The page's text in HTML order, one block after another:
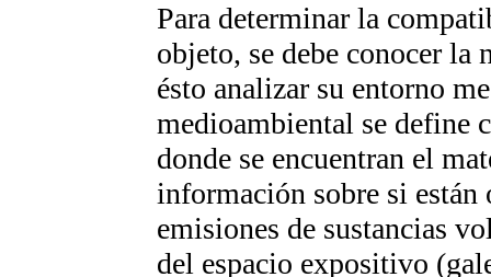
Para determinar la
objeto, se debe conocer la
ésto analizar su entorno
medioambiental se define
donde se encuentran el
información sobre si están
emisiones de sustancias
del espacio expositivo